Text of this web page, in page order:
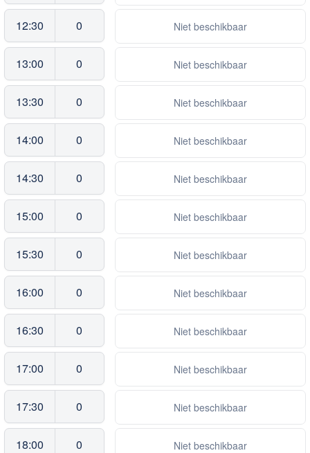
12:30 0 Niet beschikbaar
13:00 0 Niet beschikbaar
13:30 0 Niet beschikbaar
14:00 0 Niet beschikbaar
14:30 0 Niet beschikbaar
15:00 0 Niet beschikbaar
15:30 0 Niet beschikbaar
16:00 0 Niet beschikbaar
16:30 0 Niet beschikbaar
17:00 0 Niet beschikbaar
17:30 0 Niet beschikbaar
18:00 0 Niet beschikbaar